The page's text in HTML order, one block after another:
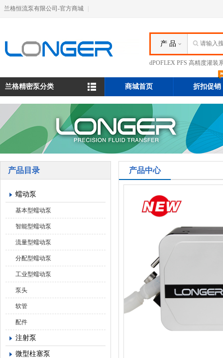
兰格恒流泵有限公司-官方商城
产 品
dPOFLEX PFS 高精度灌装
兰格精密泵分类 商城首页 折扣促销
产品目录
蠕动泵
基本型蠕动泵
智能型蠕动泵
流量型蠕动泵
分配型蠕动泵
工业型蠕动泵
泵头
软管
配件
注射泵
微型柱塞泵
产品中心